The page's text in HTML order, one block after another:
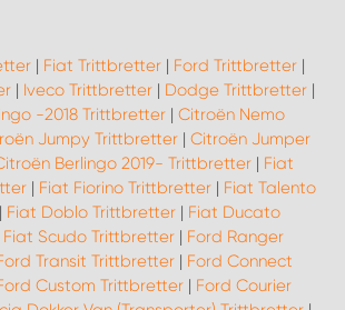
| Fiat Trittbretter | Ford Trittbretter |
| Iveco Trittbretter | Dodge Trittbretter |
-2018 Trittbretter| Citroën Nemo
Jumpy Trittbretter | Citroën Jumper
Berlingo 2019- Trittbretter | Fiat
| Fiat Fiorino Trittbretter | Fiat Talento
| Fiat Doblo Trittbretter | Fiat Ducato
Fiat Scudo Trittbretter | Ford Ranger
Transit Trittbretter| Ford Connect
Custom Trittbretter | Ford Courier